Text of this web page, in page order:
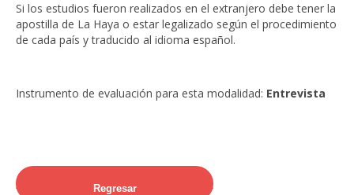
Si los estudios fueron realizados en el extranjero debe tener la
apostilla de La Haya o estar legalizado según el procedimiento
de cada país y traducido al idioma español.
Instrumento de evaluación para esta modalidad: Entrevista
Regresar